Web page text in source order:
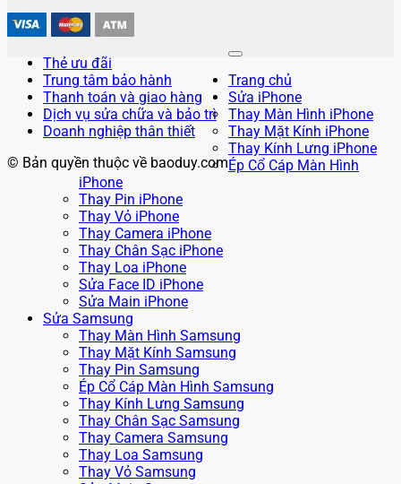
Thẻ ưu đãi
Trung tâm bảo hành
Thanh toán và giao hàng
Dịch vụ sửa chữa và bảo trì
Doanh nghiệp thân thiết
© Bản quyền thuộc về baoduy.com
Trang chủ
Sửa iPhone
Thay Màn Hình iPhone
Thay Mặt Kính iPhone
Thay Kính Lưng iPhone
Ép Cổ Cáp Màn Hình
iPhone
Thay Pin iPhone
Thay Vỏ iPhone
Thay Camera iPhone
Thay Chân Sạc iPhone
Thay Loa iPhone
Sửa Face ID iPhone
Sửa Main iPhone
Sửa Samsung
Thay Màn Hình Samsung
Thay Mặt Kính Samsung
Thay Pin Samsung
Ép Cổ Cáp Màn Hình Samsung
Thay Kính Lưng Samsung
Thay Chân Sạc Samsung
Thay Camera Samsung
Thay Loa Samsung
Thay Vỏ Samsung